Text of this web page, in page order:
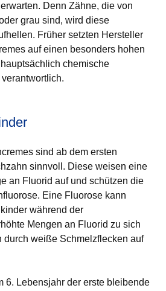
Denn Zähne, die von
grau sind, wird diese
Früher setzten Hersteller
auf einen besonders hohen
chemische
sind ab dem ersten
sinnvoll. Diese weisen eine
an Fluorid auf und schützen die
Eine Fluorose kann
während der
Mengen an Fluorid zu sich
durch weiße Schmelzflecken auf
6. Lebensjahr der erste bleibende